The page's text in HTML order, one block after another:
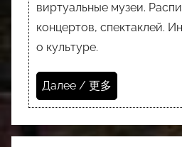
виртуальные музеи.
концертов, спектаклей.
о культуре.
Далее / 更多